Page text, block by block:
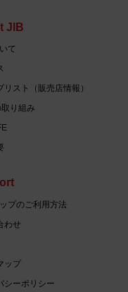
JIB
て
リスト（販売店情報）
り組み
プのご利用方法
わせ
ップ
シーポリシー